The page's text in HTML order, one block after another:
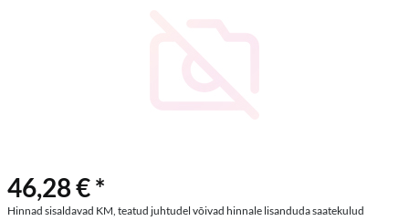
46,28 € *
Hinnad sisaldavad KM, teatud juhtudel võivad hinnale lisanduda saatekulud